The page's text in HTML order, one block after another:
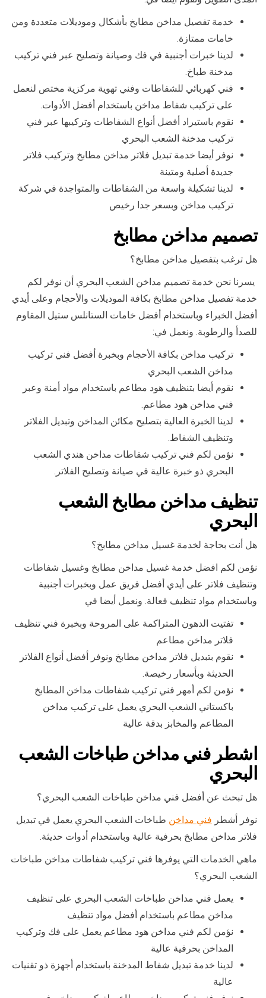
خدمة تفصيل مداخن مطابخ بأشكال وموديلات متعددة ومن
خامات ممتازة.
لدينا خبرات أجنبية في فك وصيانة وتصليح عبر فني تركيب
مدخنة طباخ.
فني كهربائي للشفاطات وفني تهوية مركزية مختص لنعمل
على تركيب شفاط مداخن باستخدام أفضل الأدوات.
نقوم باستيراد أفضل أنواع الشفاطات وتركيبها عبر فني
تركيب مدخنة الشعب البحري
نوفر أيضا خدمة تبديل فلاتر مداخن مطابخ وتركيب فلاتر
جديدة أصلية ومتينة
لدينا تشكيلة واسعة من الشفاطات والمتواجدة في شركة
تركيب مداخن وبسعر جدا رخيص
تصميم مداخن مطابخ
هل ترغب بتفصيل مداخن مطابخ؟
يسرنا نحن خدمة تصميم مداخن الشعب البحري أن نوفر لكم
خدمة تفصيل مداخن مطابخ بكافة الموديلات والأحجام وعلى أيدي
أفضل الخبراء وباستخدام أفضل خامات الستانلس ستيل المقاوم
للصدأ والرطوبة. ونعمل في:
تركيب مداخن بكافة الأحجام وبخبرة أفضل فني تركيب
مداخن الشعب البحري
نقوم أيضا بتنظيف هود مطاعم باستخدام مواد أمنة وعبر
فني مداخن هود مطاعم.
لدينا الخبرة العالية بتصليح مكائن المداخن وتبديل الفلاتر
وتنظيف الشفاط.
نؤمن لكم فني تركيب شفاطات مداخن هندي الشعب
البحري ذو خبرة عالية في صيانة وتصليح الفلاتر.
تنظيف مداخن مطابخ الشعب
البحري
هل أنت بحاجة لخدمة غسيل مداخن مطابخ؟
نؤمن لكم افضل خدمة غسيل مداخن مطابخ وغسيل شفاطات
وتنظيف فلاتر على أيدي أفضل فريق عمل وبخبرات أجنبية
وباستخدام مواد تنظيف فعالة. ونعمل أيضا في
تفتيت الدهون المتراكمة على المروحة وبخبرة فني تنظيف
فلاتر مداخن مطاعم
نقوم بتبديل فلاتر مداخن مطابخ ونوفر أفضل أنواع الفلاتر
الحديثة وبأسعار رخيصة.
نؤمن لكم أمهر فني تركيب شفاطات مداخن المطابخ
باكستاني الشعب البحري يعمل على تركيب مداخن
المطاعم والمخابز بدقة عالية
اشطر فني مداخن طباخات الشعب
البحري
هل تبحث عن أفضل فني مداخن طباخات الشعب البحري؟
نوفر أشطر فني مداخن طباخات الشعب البحري يعمل في تبديل
فلاتر مداخن مطابخ بحرفية عالية وباستخدام أدوات حديثة.
ماهي الخدمات التي يوفرها فني تركيب شفاطات مداخن طباخات
الشعب البحري؟
يعمل فني مداخن طباخات الشعب البحري على تنظيف
مداخن مطاعم باستخدام أفضل مواد تنظيف
نؤمن لكم فني مداخن هود مطاعم يعمل على فك وتركيب
المداخن بحرفية عالية
لدينا خدمة تبديل شفاط المدخنة باستخدام أجهزة ذو تقنيات
عالية